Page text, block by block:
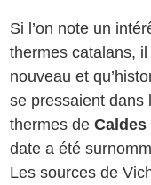
Si l’on note un
thermes catalans,
nouveau et
se pressaient dans
thermes deCaldes
date a été
Les sources de